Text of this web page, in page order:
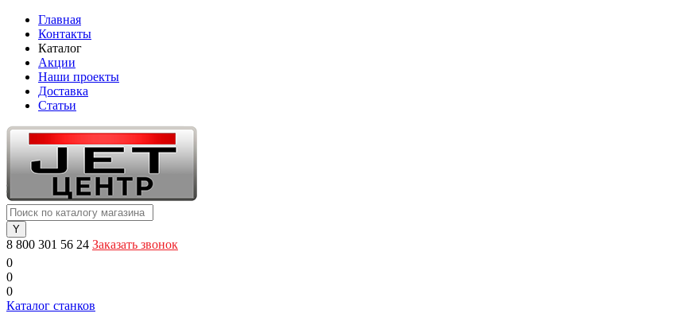
Главная
Контакты
Каталог
Акции
Наши проекты
Доставка
Статьи
8 800 301 56 24 Заказать звонок
0
0
0
Каталог станков